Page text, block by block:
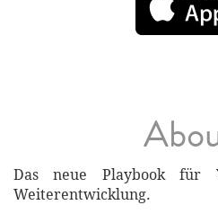
Das neue Playbook für
Weiterentwicklung.